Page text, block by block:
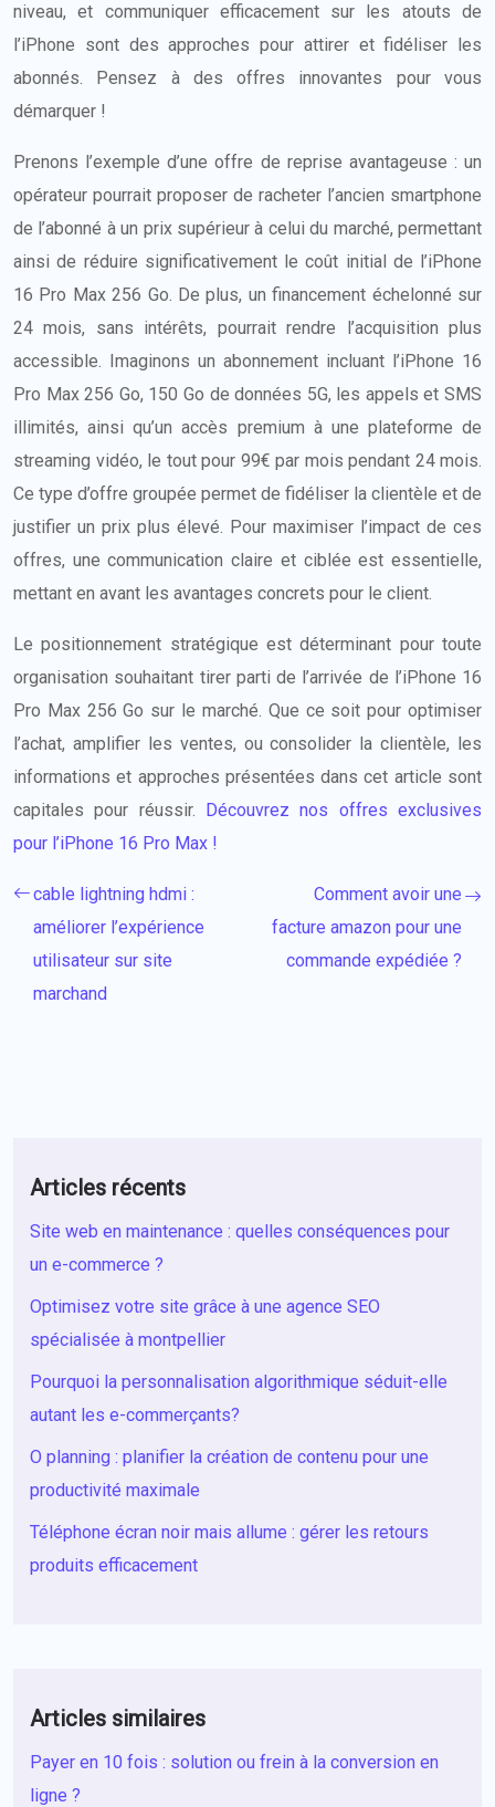
niveau, et communiquer efficacement sur les atouts de
l’iPhone sont des approches pour attirer et fidéliser les
abonnés. Pensez à des offres innovantes pour vous
démarquer !
Prenons l’exemple d’une offre de reprise avantageuse : un
opérateur pourrait proposer de racheter l’ancien smartphone
de l’abonné à un prix supérieur à celui du marché, permettant
ainsi de réduire significativement le coût initial de l’iPhone
16 Pro Max 256 Go. De plus, un financement échelonné sur
24 mois, sans intérêts, pourrait rendre l’acquisition plus
accessible. Imaginons un abonnement incluant l’iPhone 16
Pro Max 256 Go, 150 Go de données 5G, les appels et SMS
illimités, ainsi qu’un accès premium à une plateforme de
streaming vidéo, le tout pour 99€ par mois pendant 24 mois.
Ce type d’offre groupée permet de fidéliser la clientèle et de
justifier un prix plus élevé. Pour maximiser l’impact de ces
offres, une communication claire et ciblée est essentielle,
mettant en avant les avantages concrets pour le client.
Le positionnement stratégique est déterminant pour toute
organisation souhaitant tirer parti de l’arrivée de l’iPhone 16
Pro Max 256 Go sur le marché. Que ce soit pour optimiser
l’achat, amplifier les ventes, ou consolider la clientèle, les
informations et approches présentées dans cet article sont
capitales pour réussir. Découvrez nos offres exclusives
pour l’iPhone 16 Pro Max !
cable lightning hdmi :
améliorer l’expérience
utilisateur sur site
marchand
Comment avoir une
facture amazon pour une
commande expédiée ?
Articles récents
Site web en maintenance : quelles conséquences pour
un e-commerce ?
Optimisez votre site grâce à une agence SEO
spécialisée à montpellier
Pourquoi la personnalisation algorithmique séduit-elle
autant les e-commerçants?
O planning : planifier la création de contenu pour une
productivité maximale
Téléphone écran noir mais allume : gérer les retours
produits efficacement
Articles similaires
Payer en 10 fois : solution ou frein à la conversion en
ligne ?